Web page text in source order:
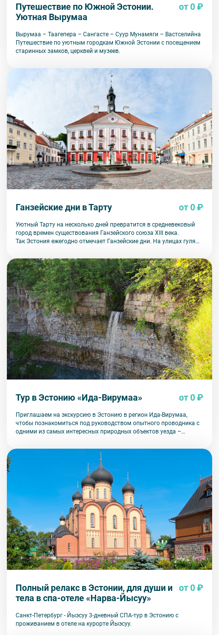
Путешествие по Южной Эстонии.
Уютная Вырумаа
от 0 ₽
Вырумаа – Таагепера – Сангасте – Суур Мунамяги – Вастселийна
Путешествие по уютным городкам Южной Эстонии с посещением
Ганзейские дни в Тарту от 0 ₽
Уютный Тарту на несколько дней превратится в средневековый
город времен существования Ганзейского союза XIII века.
Так Эстония ежегодно отмечает Ганзейские дни. На улицах гуляют
и сувенирами. Слышны звуки средневековой музыки, и прямо
на ваших глазах разыгрываются театральные этюды.
Тур в Эстонию «Ида-Вирумаа» от 0 ₽
Приглашаем на экскурсию в Эстонию в регион Ида-Вирумаа,
чтобы познакомиться под руководством опытного проводника с
одними из самых интересных природных объектов уезда –
Североэстонского глинта в поисках окаменелостей.
Полный релакс в Эстонии, для души и
тела в спа-отеле «Нарва-Йысуу»
от 0 ₽
Санкт-Петербург - Йыэcуу 3-дневный СПА-тур в Эстонию с
проживанием в отеле на курорте Йыэcуу.